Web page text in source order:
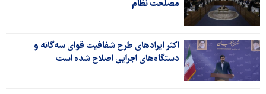
مصلحت نظام
اکثر ایرادهای طرح شفافیت قوای سه‌گانه و
دستگاه‌های اجرایی اصلاح شده است